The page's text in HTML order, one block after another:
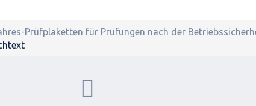
Prüfplaketten für Prüfungen nach der